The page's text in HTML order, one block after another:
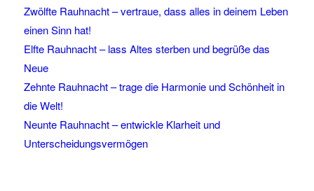
Zwölfte Rauhnacht – vertraue, dass alles in deinem Leben
einen Sinn hat!
Elfte Rauhnacht – lass Altes sterben und begrüße das
Neue
Zehnte Rauhnacht – trage die Harmonie und Schönheit in
die Welt!
Neunte Rauhnacht – entwickle Klarheit und
Unterscheidungsvermögen